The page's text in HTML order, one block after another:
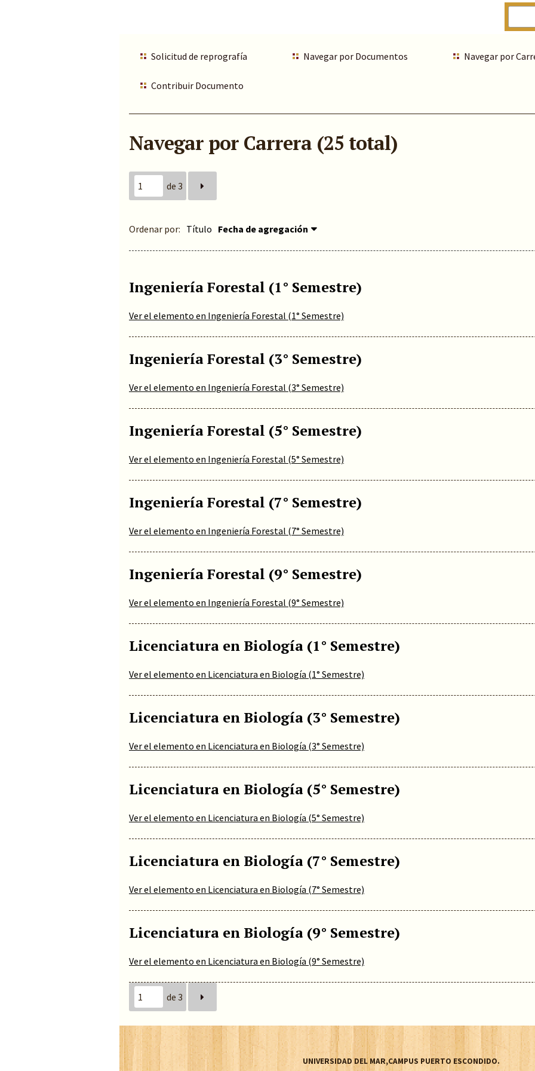
Solicitud de reprografía Navegar por Documentos Navegar por
Contribuir Documento
Navegar por Carrera (25 total)
de 3
Ordenar por: Título Fecha de agregación
Ingeniería Forestal (1° Semestre)
Ver el elemento en Ingeniería Forestal (1° Semestre)
Ingeniería Forestal (3° Semestre)
Ver el elemento en Ingeniería Forestal (3° Semestre)
Ingeniería Forestal (5° Semestre)
Ver el elemento en Ingeniería Forestal (5° Semestre)
Ingeniería Forestal (7° Semestre)
Ver el elemento en Ingeniería Forestal (7° Semestre)
Ingeniería Forestal (9° Semestre)
Ver el elemento en Ingeniería Forestal (9° Semestre)
Licenciatura en Biología (1° Semestre)
Ver el elemento en Licenciatura en Biología (1° Semestre)
Licenciatura en Biología (3° Semestre)
Ver el elemento en Licenciatura en Biología (3° Semestre)
Licenciatura en Biología (5° Semestre)
Ver el elemento en Licenciatura en Biología (5° Semestre)
Licenciatura en Biología (7° Semestre)
Ver el elemento en Licenciatura en Biología (7° Semestre)
Licenciatura en Biología (9° Semestre)
Ver el elemento en Licenciatura en Biología (9° Semestre)
de 3
UNIVERSIDAD DEL MAR,CAMPUS PUERTO ESCONDIDO.